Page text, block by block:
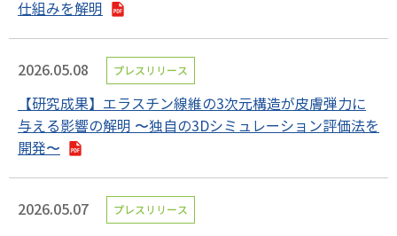
仕組みを解明
2026.05.08 プレスリリース
【研究成果】エラスチン線維の3次元構造が皮膚弾力に
与える影響の解明 〜独自の3Dシミュレーション評価法を
開発〜
2026.05.07 プレスリリース